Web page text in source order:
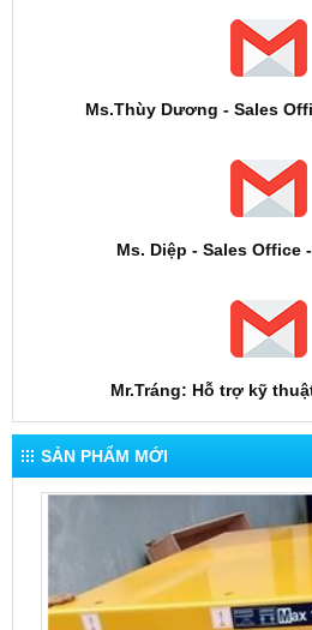
Ms.Thùy Dương - Sales
Ms. Diệp - Sales Office
Mr.Tráng: Hỗ trợ kỹ
SẢN PHẨM MỚI